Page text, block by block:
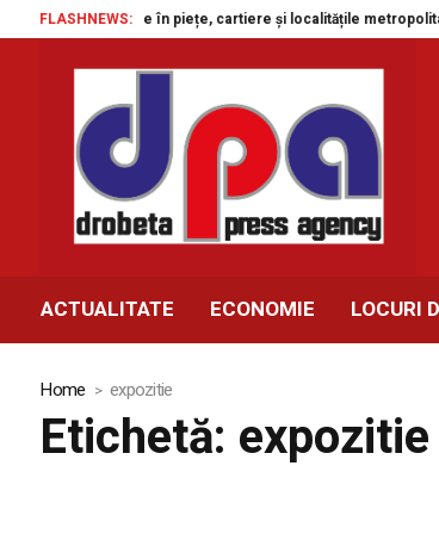
FLASHNEWS:
gratuite în piețe, cartiere și localitățile metropolitane
ACTUALITATE ECONOMIE LOCURI
Home expozitie
Etichetă: expozitie